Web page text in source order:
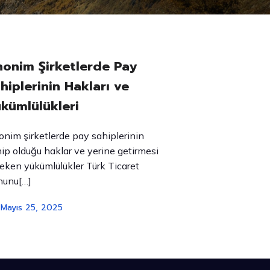
Şirketlerde Pay
Hakları ve
şirketlerde pay sahiplerinin
olduğu haklar ve yerine getirmesi
yükümlülükler Türk Ticaret
Mayıs 25, 2025